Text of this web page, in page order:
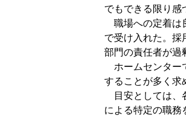
でもできる限り感
職場への定着は
で受け入れた。採
部門の責任者が過
ホームセンター
することが多く求
目安としては、
による特定の職務